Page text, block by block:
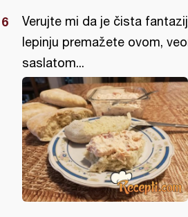
Verujte mi da je čista
lepinju premažete ovom,
saslatom...